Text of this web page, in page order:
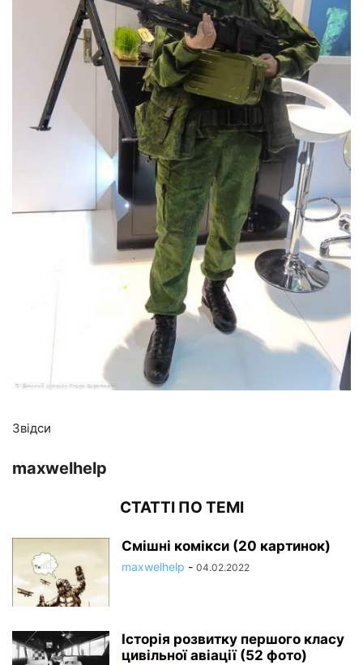
Звідси
maxwelhelp
СТАТТІ ПО ТЕМІ
Смішні комікси (20 картинок)
maxwelhelp - 04.02.2022
Історія розвитку першого класу
цивільної авіації (52 фото)